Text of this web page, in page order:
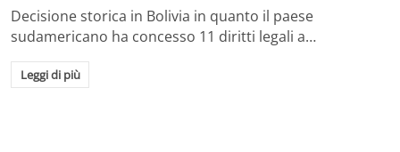
Decisione storica in Bolivia in quanto il paese
sudamericano ha concesso 11 diritti legali a…
Leggi di più